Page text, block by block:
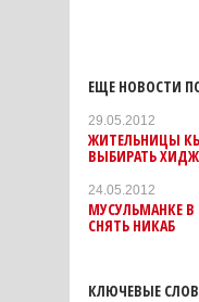
ЕЩЕ НОВОСТИ
29.05.2012
ЖИТЕЛЬНИЦЫ
ВЫБИРАТЬ
24.05.2012
МУСУЛЬМАНКЕ
СНЯТЬ НИКАБ
КЛЮЧЕВЫЕ